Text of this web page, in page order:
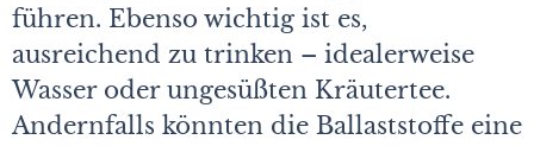
führen. Ebenso wichtig ist es,
ausreichend zu trinken – idealerweise
Wasser oder ungesüßten Kräutertee.
Andernfalls könnten die Ballaststoffe eine